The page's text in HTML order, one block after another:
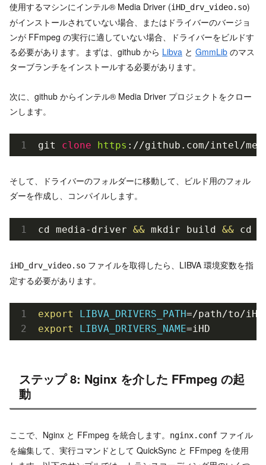
使用するマシンにインテル® Media Driver (iHD_drv_video.so)
がインストールされていない場合、またはドライバーのバージョ
ンが FFmpeg の実行に適していない場合、ドライバーをビルドす
る必要があります。まずは、github から Libva と GmmLib のマス
ターブランチをインストールする必要があります。
次に、github からインテル® Media Driver プロジェクトをクロー
ンします。
git clone https ://github.com/intel/
そして、ドライバーのフォルダーに移動して、ビルド用のフォル
ダーを作成し、コンパイルします。
cd media-driver && mkdir build && cd
iHD_drv_video.so ファイルを取得したら、LIBVA 環境変数を指
定する必要があります。
export
LIBVA_DRIVERS_PATH
export
LIBVA_DRIVERS_NAME=iHD
ステップ 8: Nginx を介した FFmpeg の起
動
ここで、Nginx と FFmpeg を統合します。 nginx.conf ファイル
を編集して、実行コマンドとして QuickSync と FFmpeg を使用